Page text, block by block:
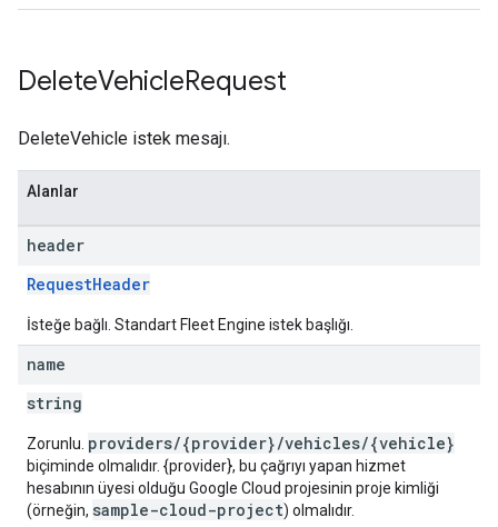
DeleteVehicleRequest
DeleteVehicle istek mesajı.
Alanlar
header
RequestHeader
İsteğe bağlı. Standart Fleet Engine istek başlığı.
name
string
Zorunlu. providers/{provider}/vehicles/{vehicle}
biçiminde olmalıdır. {provider}, bu çağrıyı yapan hizmet
hesabının üyesi olduğu Google Cloud projesinin proje kimliği
(örneğin, sample-cloud-project) olmalıdır.